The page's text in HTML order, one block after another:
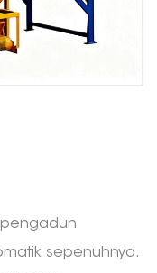
sepenuhnya.